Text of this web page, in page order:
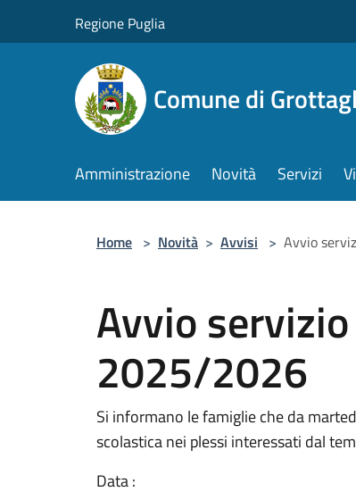
Regione Puglia
Comune di
Amministrazione Novità Servizi
Home > Novità > Avvisi > Avvio
Avvio
2025/2026
Si informano le famiglie che da
scolastica nei plessi interessati dal
Data :